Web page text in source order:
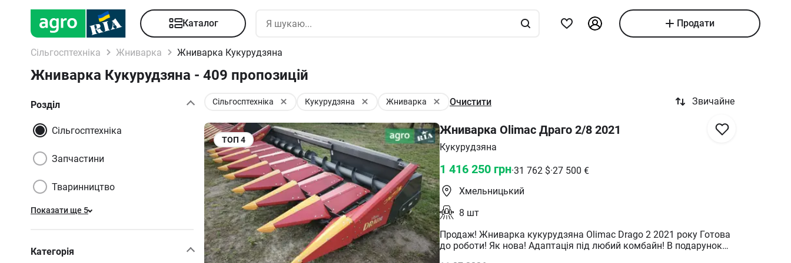
Каталог Продати
Сільгосптехніка Жниварка Жниварка Кукурудзяна
Жниварка Кукурудзяна - 409 пропозицій
Розділ
Сільгосптехніка
Запчастини
Тваринництво
Показати ще 5
Категорія
Сільгосптехніка Кукурудзяна Жниварка Очистити Звичайне
ТОП 4
Жниварка Olimac Драго 2/8 2021
Кукурудзяна
1 416 250 грн·31 762 $·27 500 €
Хмельницький
8 шт
Продаж! Жниварка кукурудзяна Olimac Drago 2 2021 року Готова
до роботи! Як нова! Адаптація під любий комбайн! В подарунок